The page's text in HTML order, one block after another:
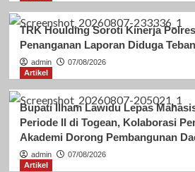
TRK Houlding Soroti Kinerja
Penanganan Laporan Diduga
admin
07/08/2026
Artikel
Bupati Ilham Lawidu Lepas
Periode II di Togean, Kolaborasi
Akademi Dorong Pembangunan
admin
07/08/2026
Artikel